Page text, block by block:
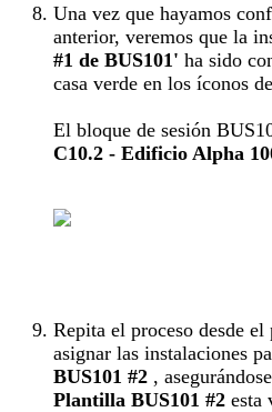
Una vez que hayamos
anterior, veremos que la
#1 de BUS101' ha sido
casa verde en los íconos
El bloque de sesión
C10.2 - Edificio Alpha
Repita el proceso desde el
asignar las instalaciones
BUS101 #2 ,
Plantilla BUS101 #2 esta